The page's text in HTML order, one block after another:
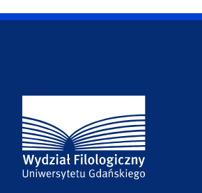
Adres Wydziału